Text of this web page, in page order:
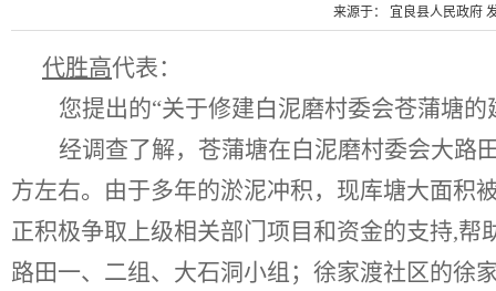
来源于： 宜良县人民政府
代胜高代表：
您提出的“关于修建白泥磨村委会苍蒲塘的
经调查了解， 苍蒲塘在白泥磨村委会大路
方左右。由于多年的淤泥冲积，现库塘大面积
正积极争取上级相关部门项目和资金的支持,帮
路田一、二组、大石洞小组；徐家渡社区的徐